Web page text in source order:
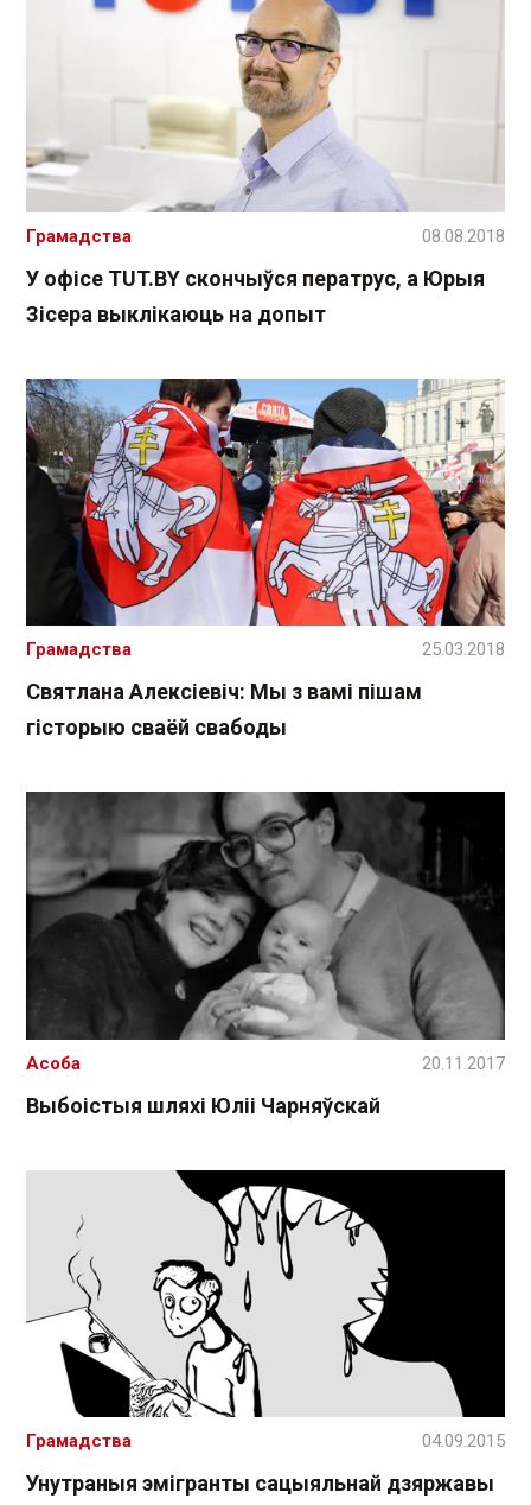
У офісе TUT.BY скончыўся ператрус, а Юрыя
Зісера выклікаюць на допыт
Грамадства 08.08.2018
Святлана Алексіевіч: Мы з вамі пішам
гісторыю сваёй свабоды
Грамадства 25.03.2018
Выбоістыя шляхі Юліі Чарняўскай
Асоба 20.11.2017
Унутраныя эмігранты сацыяльнай дзяржавы
Грамадства 04.09.2015